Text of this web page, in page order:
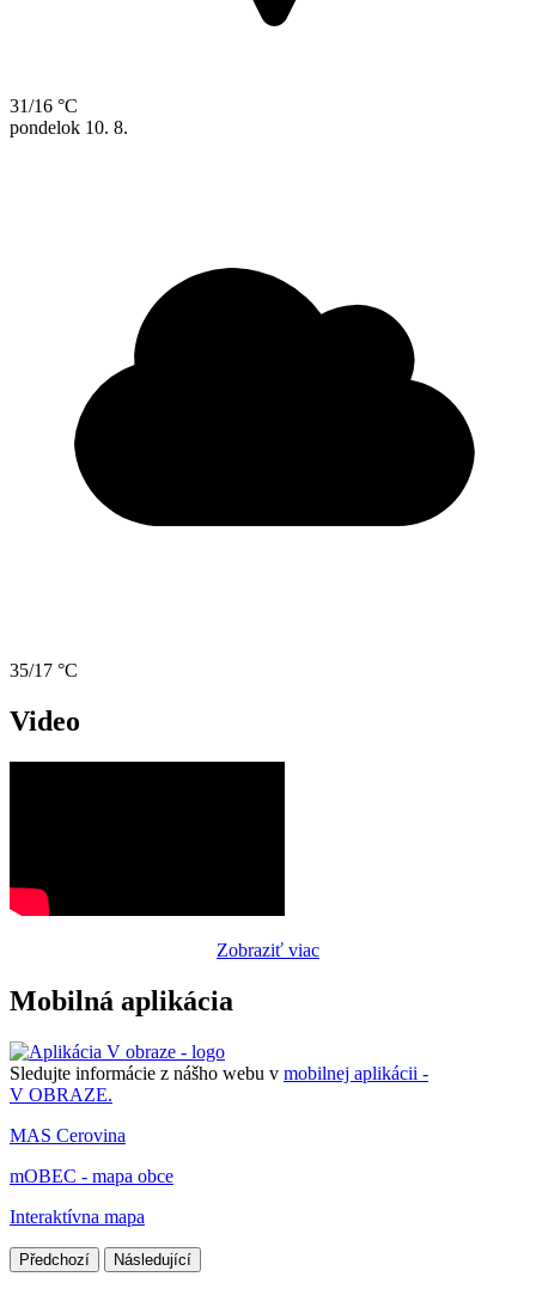
31/16 °C
pondelok 10. 8.
35/17 °C
Video
Zobraziť viac
Mobilná aplikácia
Sledujte informácie z nášho webu v mobilnej aplikácii -
V OBRAZE.
MAS Cerovina
mOBEC - mapa obce
Interaktívna mapa
Předchozí Následující